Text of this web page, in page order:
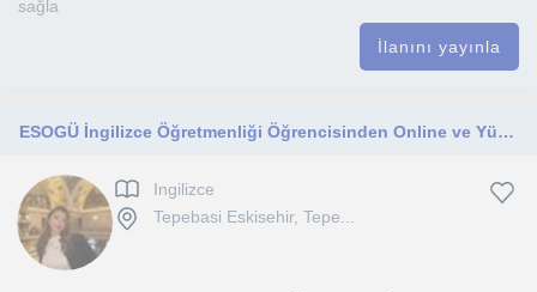
sağla
İlanını yayınla
ESOGÜ İngilizce Öğretmenliği Öğrencisinden Online ve Yüz Yüze İngilizce Dersi
Ingilizce
Tepebasi Eskisehir, Tepe...